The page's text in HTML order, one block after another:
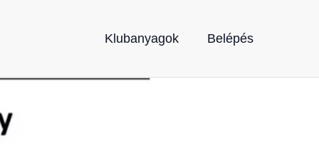
Klubanyagok Belépés